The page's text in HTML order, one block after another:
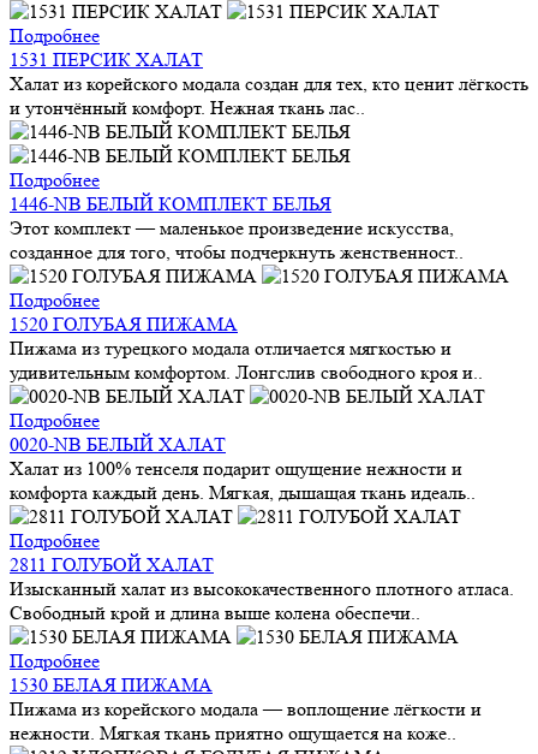
Подробнее
1531 ПЕРСИК ХАЛАТ
Халат из корейского модала создан для тех, кто ценит лёгкость
и утончённый комфорт. Нежная ткань лас..
Подробнее
1446-NB БЕЛЫЙ КОМПЛЕКТ БЕЛЬЯ
Этот комплект — маленькое произведение искусства,
созданное для того, чтобы подчеркнуть женственност..
Подробнее
1520 ГОЛУБАЯ ПИЖАМА
Пижама из турецкого модала отличается мягкостью и
удивительным комфортом. Лонгслив свободного кроя и..
Подробнее
0020-NB БЕЛЫЙ ХАЛАТ
Халат из 100% тенселя подарит ощущение нежности и
комфорта каждый день. Мягкая, дышащая ткань идеаль..
Подробнее
2811 ГОЛУБОЙ ХАЛАТ
Изысканный халат из высококачественного плотного атласа.
Свободный крой и длина выше колена обеспечи..
Подробнее
1530 БЕЛАЯ ПИЖАМА
Пижама из корейского модала — воплощение лёгкости и
нежности. Мягкая ткань приятно ощущается на коже..